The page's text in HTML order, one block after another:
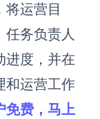
将运营目
任务负责人
进度，并在
和运营工作
免费，马上